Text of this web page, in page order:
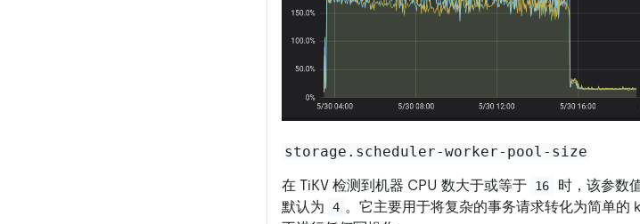
storage.scheduler-worker-pool-size
在 TiKV 检测到机器 CPU 数大于或等于
16 时，该参数
默认为
4 。它主要用于将复杂的事务请求转化为简单